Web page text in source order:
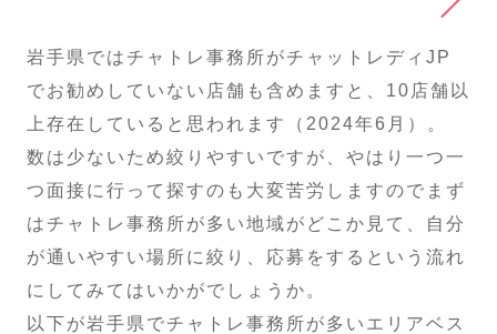
岩手県ではチャトレ事務所がチャットレディJP
でお勧めしていない店舗も含めますと、10店舗以
上存在していると思われます（2024年6月）。
数は少ないため絞りやすいですが、やはり一つ一
つ面接に行って探すのも大変苦労しますのでまず
はチャトレ事務所が多い地域がどこか見て、自分
が通いやすい場所に絞り、応募をするという流れ
にしてみてはいかがでしょうか。
以下が岩手県でチャトレ事務所が多いエリアベス